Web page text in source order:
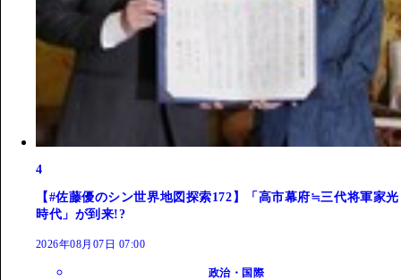
4
【#佐藤優のシン世界地図探索172】「高市幕府≒三代将軍家光
時代」が到来!?
2026年08月07日 07:00
政治・国際